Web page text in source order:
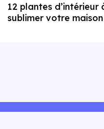
12 plantes d’intérieur
sublimer votre maison